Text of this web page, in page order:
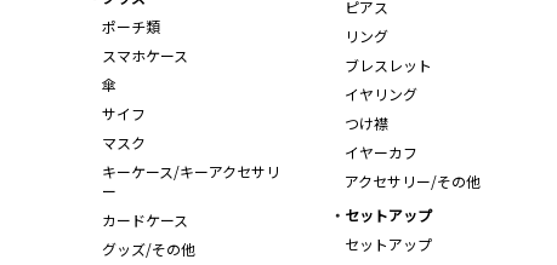
ピアス
リング
ブレスレット
イヤリング
つけ襟
イヤーカフ
アクセサリー/その他
ポーチ類
スマホケース
傘
サイフ
マスク
キーケース/キーアクセサリ
ー
カードケース
グッズ/その他
セットアップ
セットアップ